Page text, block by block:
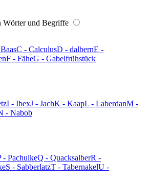
Wörter und Begriffe
C - CalculusD - dalbernE -
F - FäheG - Gabelfrühstück
I - IbexJ - JachK - KaapL - LaberdanM -
- Nabob
- PachulkeQ - QuacksalberR -
S - SabberlatzT - TabernakelU -